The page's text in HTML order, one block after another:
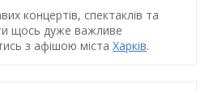
концертів, спектаклів та
щось дуже важливе
з афішою міста Харків.